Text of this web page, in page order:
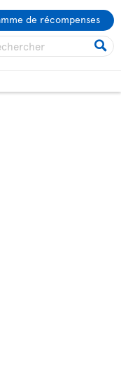
de récompenses